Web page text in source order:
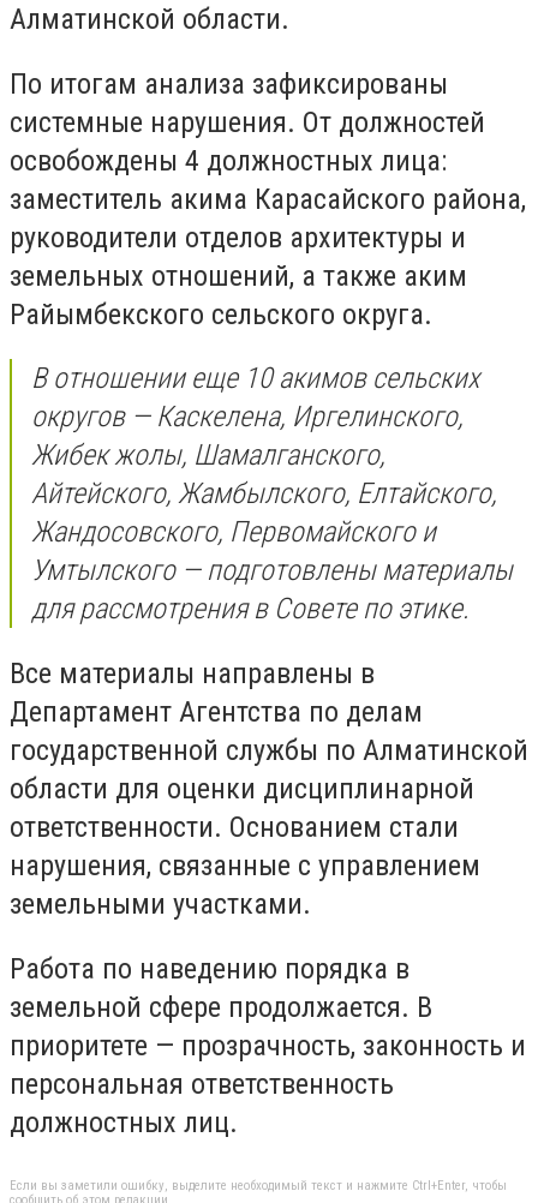
Алматинской области.
По итогам анализа зафиксированы
системные нарушения. От должностей
освобождены 4 должностных лица:
заместитель акима Карасайского района,
руководители отделов архитектуры и
земельных отношений, а также аким
Райымбекского сельского округа.
В отношении еще 10 акимов сельских
округов — Каскелена, Иргелинского,
Жибек жолы, Шамалганского,
Айтейского, Жамбылского, Елтайского,
Жандосовского, Первомайского и
Умтылского — подготовлены материалы
для рассмотрения в Совете по этике.
Все материалы направлены в
Департамент Агентства по делам
государственной службы по Алматинской
области для оценки дисциплинарной
ответственности. Основанием стали
нарушения, связанные с управлением
земельными участками.
Работа по наведению порядка в
земельной сфере продолжается. В
приоритете — прозрачность, законность и
персональная ответственность
должностных лиц.
Если вы заметили ошибку, выделите необходимый текст и нажмите Ctrl+Enter, чтобы